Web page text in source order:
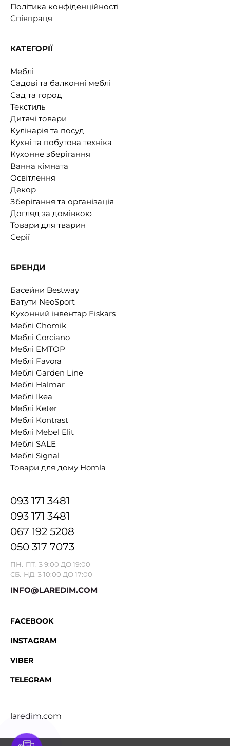
Політика конфіденційності
Співпраця
КАТЕГОРІЇ
Меблі
Садові та балконні меблі
Сад та город
Текстиль
Дитячі товари
Кулінарія та посуд
Кухні та побутова техніка
Кухонне зберігання
Ванна кімната
Освітлення
Декор
Зберігання та організація
Догляд за домівкою
Товари для тварин
Серії
БРЕНДИ
Басейни Bestway
Батути NeoSport
Кухонний інвентар Fiskars
Меблі Chomik
Меблі Corciano
Меблі EMTOP
Меблі Favora
Меблі Garden Line
Меблі Halmar
Меблі Ikea
Меблі Keter
Меблі Kontrast
Меблі Mebel Elit
Меблі SALE
Меблі Signal
Товари для дому Homla
093 171 3481
093 171 3481
067 192 5208
050 317 7073
ПН.-ПТ. З 9:00 ДО 19:00
СБ.-НД. З 10:00 ДО 17:00
INFO@LAREDIM.COM
FACEBOOK
INSTAGRAM
VIBER
TELEGRAM
laredim.com